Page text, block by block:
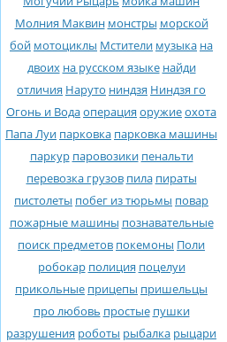
Молния Маквин монстры морской
бой мотоциклы Мстители музыка на
двоих на русском языке найди
отличия Наруто ниндзя Ниндзя го
Огонь и Водаоперация оружиеохота
Папа Луи парковка парковка машины
паркур паровозики пенальти
перевозка грузов пила пираты
пистолеты побег из тюрьмы повар
пожарные машины познавательные
поиск предметов покемоны Поли
робокар полиция поцелуи
прикольные прицепы пришельцы
про любовь простые пушки
разрушения роботы рыбалка рыцари